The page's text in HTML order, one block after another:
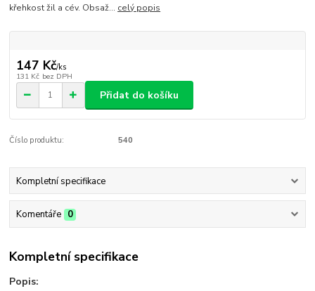
křehkost žil a cév. Obsaž... celý popis
147 Kč/ks
131 Kč bez DPH
Přidat do košíku
Číslo produktu: 540
Kompletní specifikace
Komentáře 0
Kompletní specifikace
Popis: